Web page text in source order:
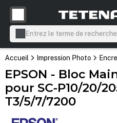
principal
Accueil Impression Photo
EPSON - Bloc
pour SC-P10/20/
T3/5/7/7200